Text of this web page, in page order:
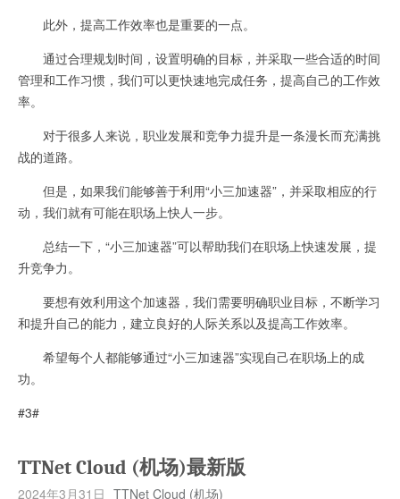
此外，提高工作效率也是重要的一点。
通过合理规划时间，设置明确的目标，并采取一些合适的时间
管理和工作习惯，我们可以更快速地完成任务，提高自己的工作效
率。
对于很多人来说，职业发展和竞争力提升是一条漫长而充满挑
战的道路。
但是，如果我们能够善于利用“小三加速器”，并采取相应的行
动，我们就有可能在职场上快人一步。
总结一下，“小三加速器”可以帮助我们在职场上快速发展，提
升竞争力。
要想有效利用这个加速器，我们需要明确职业目标，不断学习
和提升自己的能力，建立良好的人际关系以及提高工作效率。
希望每个人都能够通过“小三加速器”实现自己在职场上的成
功。
#3#
TTNet Cloud (机场)最新版
2024年3月31日 TTNet Cloud (机场)